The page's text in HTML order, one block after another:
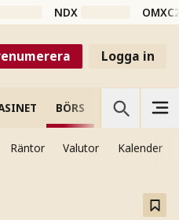
NDX
Logga in
BÖRS VETENSKAP
Räntor Valutor Kalender